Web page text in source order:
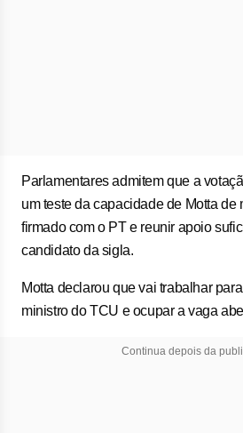
Parlamentares admitem que a
um teste da capacidade de Motta de
firmado com o PT e reunir apoio
candidato da sigla.
Motta declarou que vai trabalhar
ministro do TCU e ocupar a vaga
Continua depois da